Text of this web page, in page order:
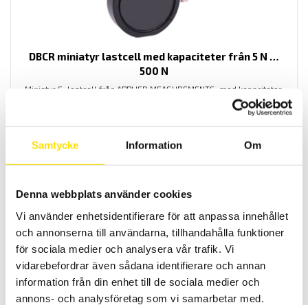
Samtycke Information Om
Denna webbplats använder cookies
Vi använder enhetsidentifierare för att anpassa innehållet
och annonserna till användarna, tillhandahålla funktioner
för sociala medier och analysera vår trafik. Vi
vidarebefordrar även sådana identifierare och annan
information från din enhet till de sociala medier och
annons- och analysföretag som vi samarbetar med.
DBCR miniatyr lastcell med kapaciteter från 5 N …
500 N
Miniatyr S-lastcell från APPLIED MEASUREMENTS med kapaciteter
[0-5 N...0-10 N...0-20 N... 0-50 N... 0-100 N...0-250 N...0-500 N]
4,700.00kr LÄS MER
DDE miniatyr lastcell med kapaciteter från 100 N …